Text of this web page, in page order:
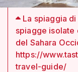
La spiaggia
spiagge isolate
del Sahara
https://
travel-guide/